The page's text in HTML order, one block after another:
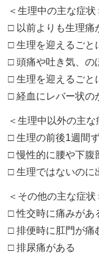
＜生理中の主な症状
□ 以前よりも生理痛
□ 生理を迎えるごと
□ 頭痛や吐き気、の
□ 生理を迎えるごと
□ 経血にレバー状の
＜生理中以外の主な
□ 生理の前後1週間
□ 慢性的に腰や下腹
□ 生理ではないのに
＜その他の主な症状
□ 性交時に痛みがあ
□ 排便時に肛門が痛
□ 排尿痛がある